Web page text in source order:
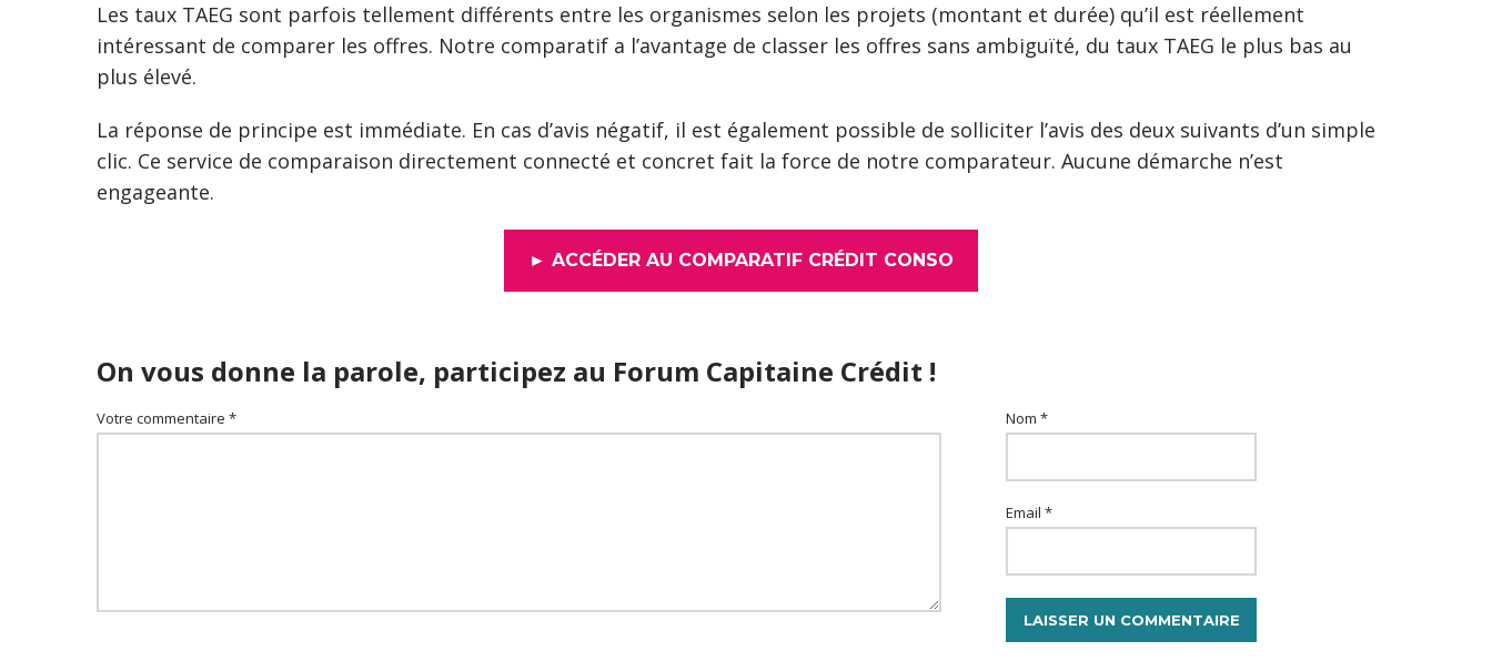
Les taux TAEG sont parfois tellement différents entre les organismes selon les projets (montant et durée) qu’il est réellement
intéressant de comparer les offres. Notre comparatif a l’avantage de classer les offres sans ambiguïté, du taux TAEG le plus bas au
plus élevé.
La réponse de principe est immédiate. En cas d’avis négatif, il est également possible de solliciter l’avis des deux suivants d’un simple
clic. Ce service de comparaison directement connecté et concret fait la force de notre comparateur. Aucune démarche n’est
engageante.
► ACCÉDER AU COMPARATIF CRÉDIT CONSO
On vous donne la parole, participez au Forum Capitaine Crédit !
Votre commentaire * Nom *
Email *